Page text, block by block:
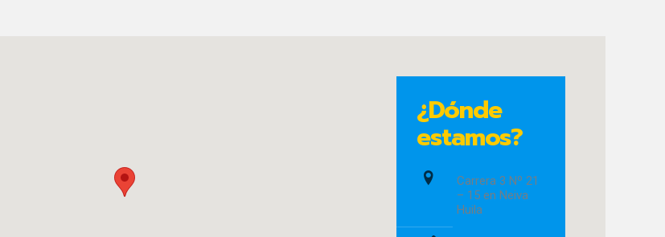
¿Dónde
estamos?
Carrera 3 Nº 21
– 15 en Neiva
Huila